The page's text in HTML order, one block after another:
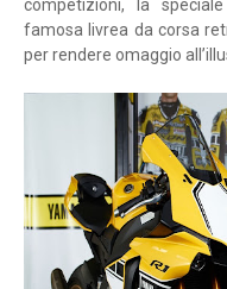
competizioni, la
famosa livrea da corsa
per rendere omaggio